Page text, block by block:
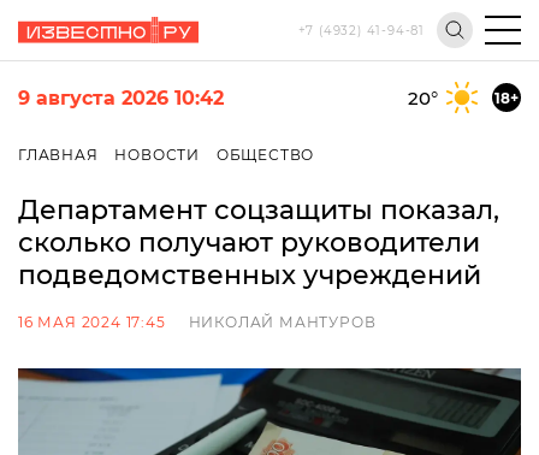
+7 (4932) 41-94-81
9 августа 2026 10:42 20° 18+
ГЛАВНАЯ НОВОСТИ ОБЩЕСТВО
Департамент соцзащиты показал,
сколько получают руководители
подведомственных учреждений
16 МАЯ 2024 17:45 НИКОЛАЙ МАНТУРОВ